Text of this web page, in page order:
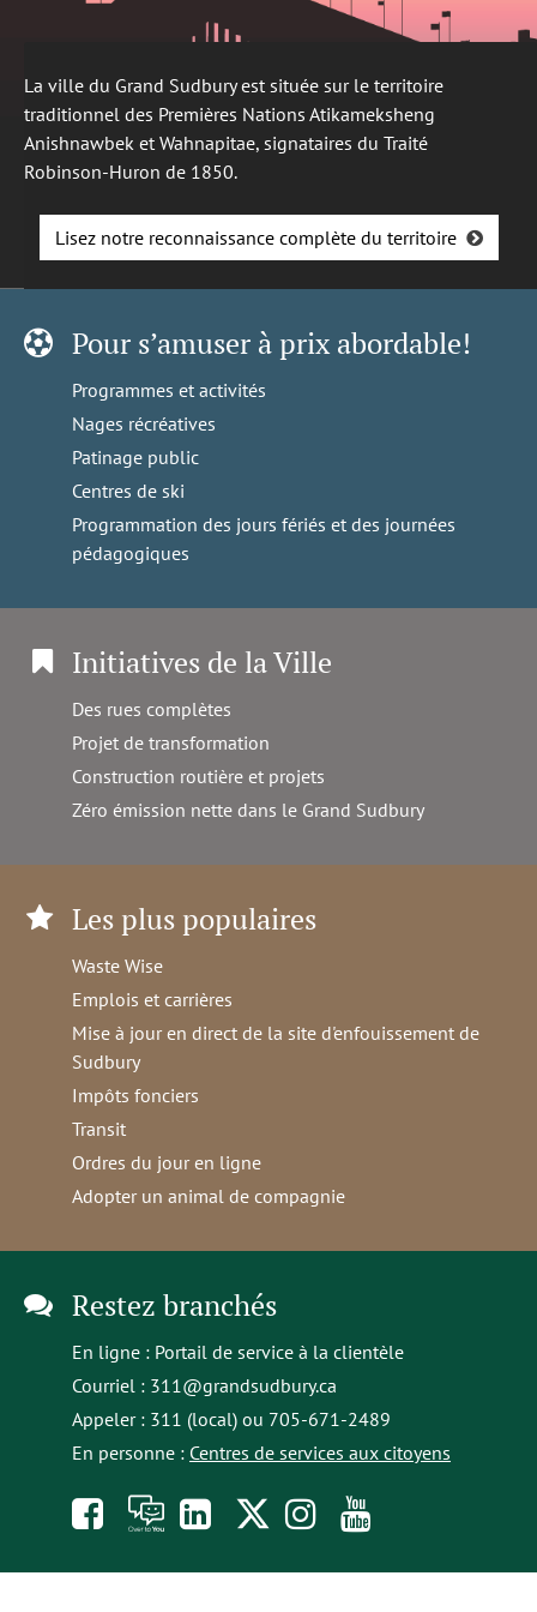
La ville du Grand Sudbury est située sur le territoire
traditionnel des Premières Nations Atikameksheng
Anishnawbek et Wahnapitae, signataires du Traité
Robinson-Huron de 1850.
Lisez notre reconnaissance complète du territoire
Pour s’amuser à prix abordable!
Programmes et activités
Nages récréatives
Patinage public
Centres de ski
Programmation des jours fériés et des journées
pédagogiques
Initiatives de la Ville
Des rues complètes
Projet de transformation
Construction routière et projets
Zéro émission nette dans le Grand Sudbury
Les plus populaires
Waste Wise
Emplois et carrières
Mise à jour en direct de la site d'enfouissement de
Sudbury
Impôts fonciers
Transit
Ordres du jour en ligne
Adopter un animal de compagnie
Restez branchés
En ligne : Portail de service à la clientèle
Courriel : 311@grandsudbury.ca
Appeler : 311 (local) ou 705-671-2489
En personne : Centres de services aux citoyens
Like
us
À
toi
opens
in
Follow
us
Follow
us to